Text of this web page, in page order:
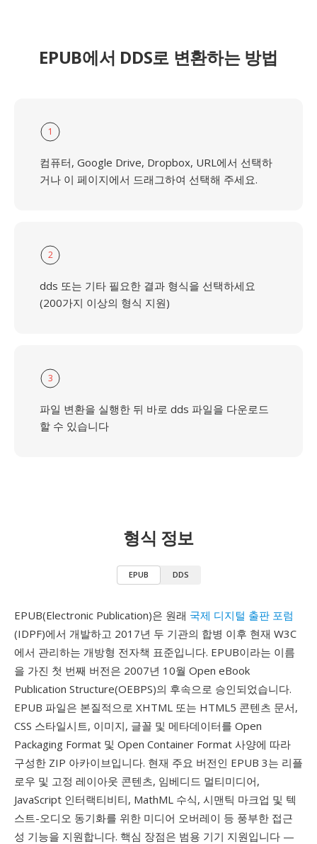
EPUB에서 DDS로 변환하는 방법
1
컴퓨터, Google Drive, Dropbox, URL에서 선택하
거나 이 페이지에서 드래그하여 선택해 주세요.
2
dds 또는 기타 필요한 결과 형식을 선택하세요
(200가지 이상의 형식 지원)
3
파일 변환을 실행한 뒤 바로 dds 파일을 다운로드
할 수 있습니다
형식 정보
EPUB DDS
EPUB(Electronic Publication)은 원래 국제 디지털 출판 포럼
(IDPF)에서 개발하고 2017년 두 기관의 합병 이후 현재 W3C
에서 관리하는 개방형 전자책 표준입니다. EPUB이라는 이름
을 가진 첫 번째 버전은 2007년 10월 Open eBook
Publication Structure(OEBPS)의 후속으로 승인되었습니다.
EPUB 파일은 본질적으로 XHTML 또는 HTML5 콘텐츠 문서,
CSS 스타일시트, 이미지, 글꼴 및 메타데이터를 Open
Packaging Format 및 Open Container Format 사양에 따라
구성한 ZIP 아카이브입니다. 현재 주요 버전인 EPUB 3는 리플
로우 및 고정 레이아웃 콘텐츠, 임베디드 멀티미디어,
JavaScript 인터랙티비티, MathML 수식, 시맨틱 마크업 및 텍
스트-오디오 동기화를 위한 미디어 오버레이 등 풍부한 접근
성 기능을 지원합니다. 핵심 장점은 범용 기기 지원입니다 —